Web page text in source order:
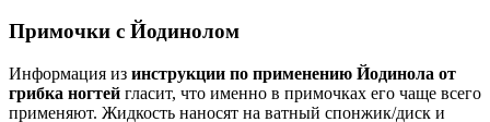
Примочки с Йодинолом
Информация из инструкции по применению Йодинола от
грибка ногтей гласит, что именно в примочках его чаще всего
применяют. Жидкость наносят на ватный спонжик/диск и